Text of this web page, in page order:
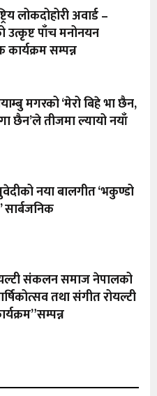
लोकदोहोरी अवार्ड –
उत्कृष्ट पाँच मनोनयन
कार्यक्रम सम्पन्न
मगरको ‘मेरो बिहे भा छैन,
छैन’ले तीजमा ल्यायो नयाँ
नया बालगीत ‘भकुण्डो
संकलन समाज नेपालको
तथा संगीत रोयल्टी